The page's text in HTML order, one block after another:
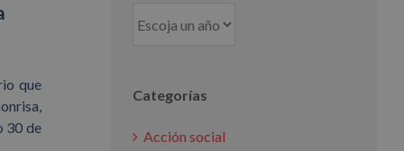
que
30 de
Categorías
Acción social